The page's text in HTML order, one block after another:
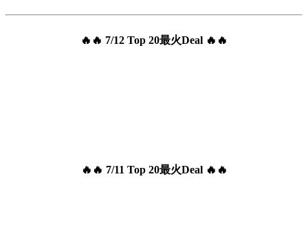
🔥🔥 7/12 Top 20最火Deal 🔥🔥
🔥🔥 7/11 Top 20最火Deal 🔥🔥